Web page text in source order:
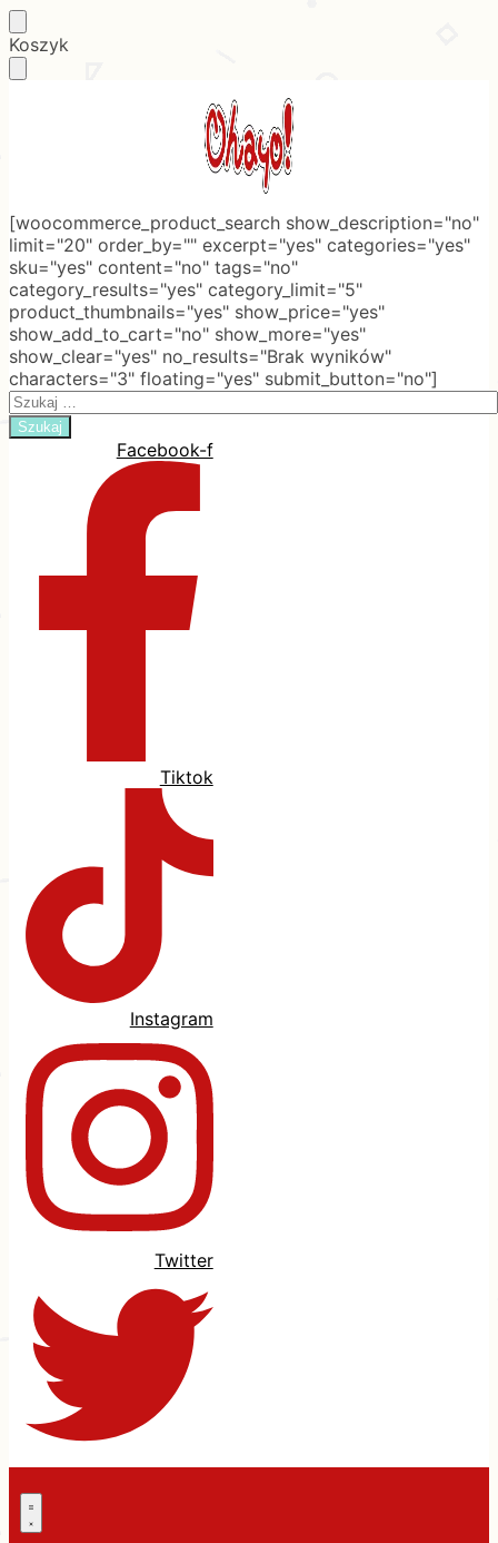
Skip
to
Skip
to
Koszyk
[woocommerce_product_search show_description="no"
limit="20" order_by="" excerpt="yes" categories="yes"
sku="yes" content="no" tags="no"
category_results="yes" category_limit="5"
product_thumbnails="yes" show_price="yes"
show_add_to_cart="no" show_more="yes"
show_clear="yes" no_results="Brak wyników"
characters="3" floating="yes" submit_button="no"]
Search
for:
Facebook-f
Tiktok
Instagram
Twitter